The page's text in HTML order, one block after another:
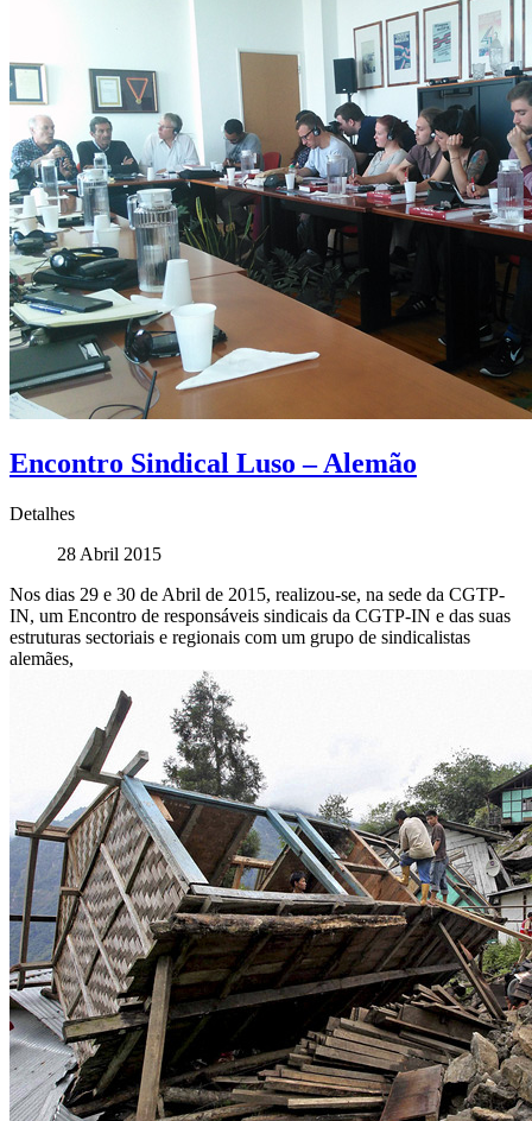
Encontro Sindical Luso – Alemão
Detalhes
28 Abril 2015
Nos dias 29 e 30 de Abril de 2015, realizou-se, na sede da CGTP-
IN, um Encontro de responsáveis sindicais da CGTP-IN e das suas
estruturas sectoriais e regionais com um grupo de sindicalistas
alemães,